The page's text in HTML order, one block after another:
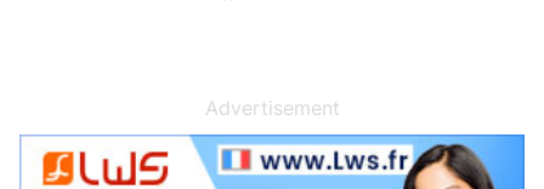
Advertisement